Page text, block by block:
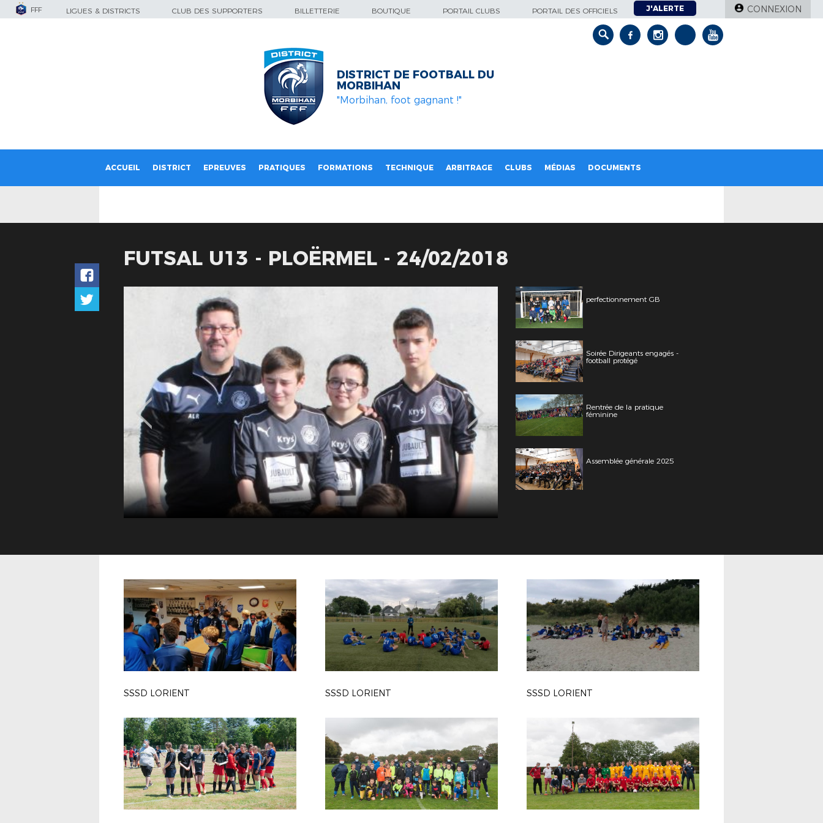
FFF LIGUES & DISTRICTS CLUB DES SUPPORTERS BILLETTERIE BOUTIQUE PORTAIL CLUBS PORTAIL DES OFFICIELS J'ALERTE CONNEXION
DISTRICT DE FOOTBALL DU
MORBIHAN
"Morbihan, foot gagnant !"
ACCUEIL DISTRICT EPREUVES PRATIQUES FORMATIONS TECHNIQUE ARBITRAGE CLUBS MÉDIAS DOCUMENTS
FUTSAL U13 - PLOËRMEL - 24/02/2018
perfectionnement GB
Soirée Dirigeants engagés -
football protégé
Rentrée de la pratique
féminine
Assemblée générale 2025
SSSD LORIENT SSSD LORIENT SSSD LORIENT